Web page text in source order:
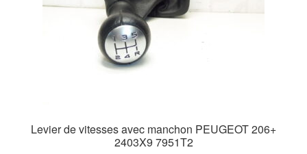
Levier de vitesses avec manchon PEUGEOT 206+
2403X9 7951T2